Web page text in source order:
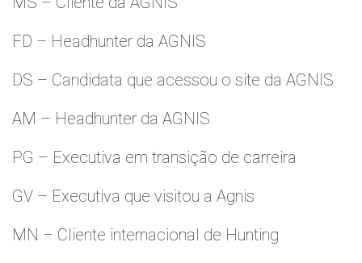
FD – Headhunter da AGNIS
DS – Candidata que acessou o site da AGNIS
AM – Headhunter da AGNIS
PG – Executiva em transição de carreira
GV – Executiva que visitou a Agnis
MN – Cliente internacional de Hunting